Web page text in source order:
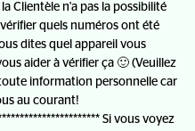
Clientèle n'a pas la possibilité
quels numéros ont été
dites quel appareil vous
aider à vérifier ça 🙂 (Veuillez
information personnelle car
au courant!
Si vous voyez